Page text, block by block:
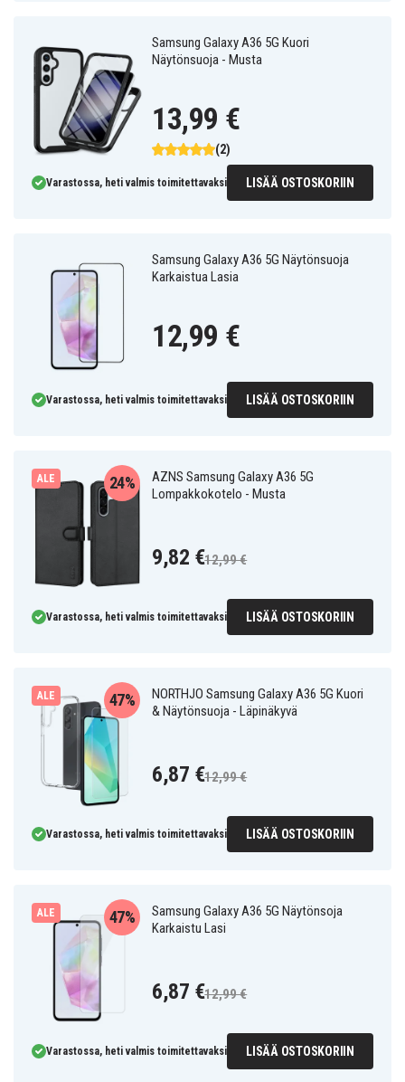
Samsung Galaxy A36 5G Kuori
Näytönsuoja - Musta
(2)
13,99 €
Varastossa, heti valmis toimitettavaksi LISÄÄ OSTOSKORIIN
Samsung Galaxy A36 5G Näytönsuoja
Karkaistua Lasia
12,99 €
Varastossa, heti valmis toimitettavaksi LISÄÄ OSTOSKORIIN
ALE
AZNS Samsung Galaxy A36 5G
Lompakkokotelo - Musta
24%
9,82 €12,99 €
Varastossa, heti valmis toimitettavaksi LISÄÄ OSTOSKORIIN
ALE
NORTHJO Samsung Galaxy A36 5G Kuori
& Näytönsuoja - Läpinäkyvä
47%
6,87 €12,99 €
Varastossa, heti valmis toimitettavaksi LISÄÄ OSTOSKORIIN
ALE
Samsung Galaxy A36 5G Näytönsoja
Karkaistu Lasi
47%
6,87 €12,99 €
Varastossa, heti valmis toimitettavaksi LISÄÄ OSTOSKORIIN